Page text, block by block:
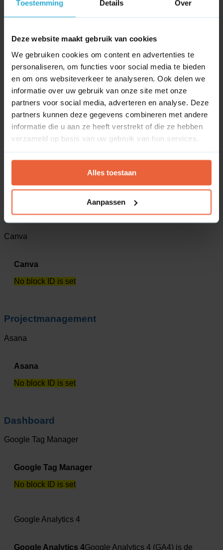
Toestemming Details Over
Deze website maakt gebruik van cookies
We gebruiken cookies om content en advertenties te
personaliseren, om functies voor social media te bieden
en om ons websiteverkeer te analyseren. Ook delen we
informatie over uw gebruik van onze site met onze
partners voor social media, adverteren en analyse. Deze
partners kunnen deze gegevens combineren met andere
informatie die u aan ze heeft verstrekt of die ze hebben
verzameld op basis van uw gebruik van hun services.
Alles toestaan
Aanpassen
No block ID is set
Channable
Channable
No block ID is set
Screaming Frog
Canva
Canva
No block ID is set
Projectmanagement
Asana
Asana
No block ID is set
Dashboard
Google Tag Manager
Google Tag Manager
No block ID is set
Google Analytics 4
Google Analytics 4Google Analytics 4 (GA4) is de